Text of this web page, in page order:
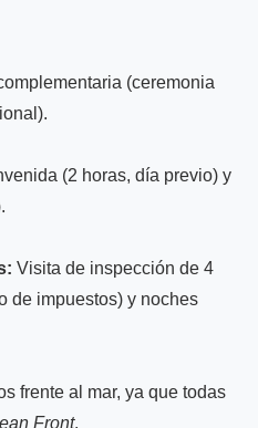
(ceremonia
(2 horas, día previo) y
Visita de inspección de 4
de impuestos) y noches
frente al mar, ya que todas
Front.